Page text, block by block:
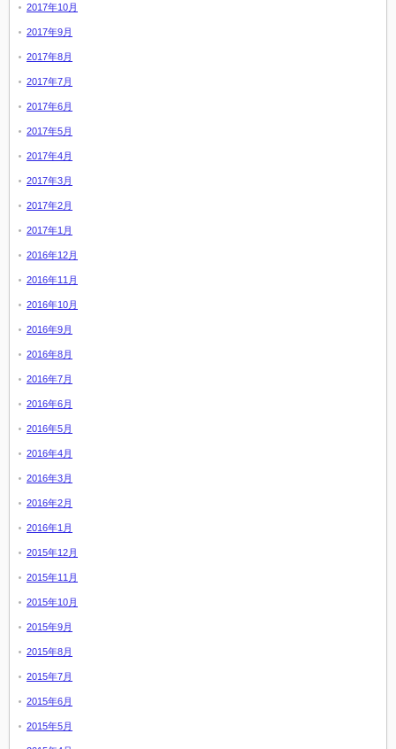
2017年10月
2017年9月
2017年8月
2017年7月
2017年6月
2017年5月
2017年4月
2017年3月
2017年2月
2017年1月
2016年12月
2016年11月
2016年10月
2016年9月
2016年8月
2016年7月
2016年6月
2016年5月
2016年4月
2016年3月
2016年2月
2016年1月
2015年12月
2015年11月
2015年10月
2015年9月
2015年8月
2015年7月
2015年6月
2015年5月